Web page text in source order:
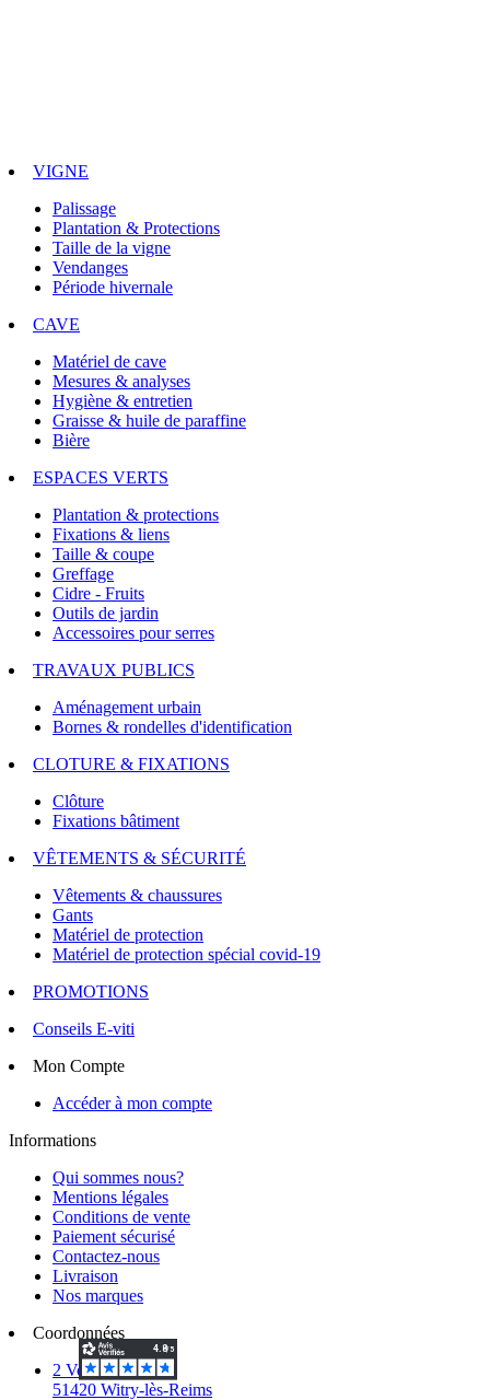
VIGNE
Palissage
Plantation & Protections
Taille de la vigne
Vendanges
Période hivernale
CAVE
Matériel de cave
Mesures & analyses
Hygiène & entretien
Graisse & huile de paraffine
Bière
ESPACES VERTS
Plantation & protections
Fixations & liens
Taille & coupe
Greffage
Cidre - Fruits
Outils de jardin
Accessoires pour serres
TRAVAUX PUBLICS
Aménagement urbain
Bornes & rondelles d'identification
CLOTURE & FIXATIONS
Clôture
Fixations bâtiment
VÊTEMENTS & SÉCURITÉ
Vêtements & chaussures
Gants
Matériel de protection
Matériel de protection spécial covid-19
PROMOTIONS
Conseils E-viti
Mon Compte
Accéder à mon compte
Informations
Qui sommes nous?
Mentions légales
Conditions de vente
Paiement sécurisé
Contactez-nous
Livraison
Nos marques
Coordonnées
2 Voie d'Isles
51420 Witry-lès-Reims